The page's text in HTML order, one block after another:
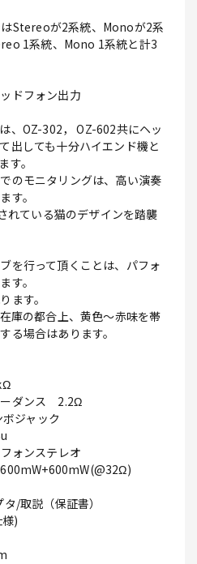
Stereoが2系統、Monoが2系
1系統、Mono 1系統と計3
ドフォン出力
、OZ-302， OZ-602共にヘッ
出しても十分ハイエンド機と
す。
のモニタリングは、高い演奏
す。
れている猫のデザインを踏襲
を行って頂くことは、パフォ
す。
ます。
庫の都合上、黄色～赤味を帯
る場合はあります。
ーダンス 2.2Ω
ジャック
ォンステレオ
/取説（保証書）
)